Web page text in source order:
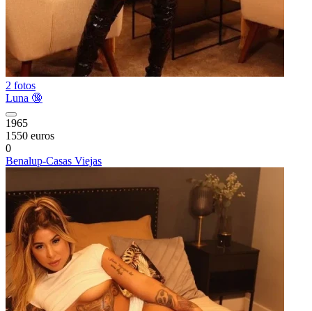
2 fotos
Luna 🔞
1965
1550 euros
0
Benalup-Casas Viejas